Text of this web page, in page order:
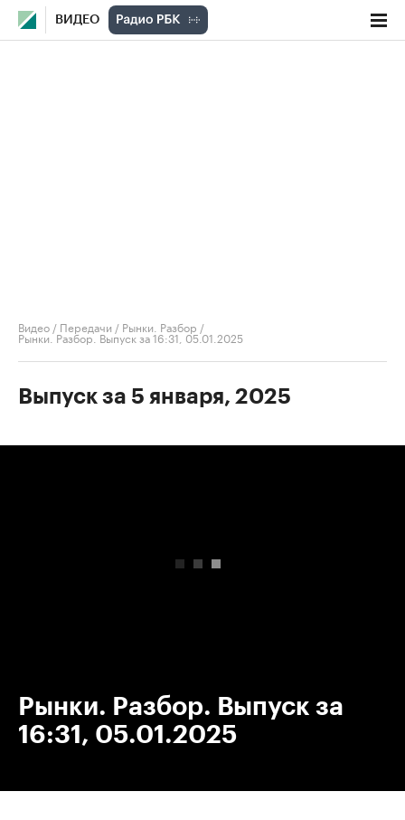
ВИДЕО
Видео / Передачи / Рынки. Разбор /
Рынки. Разбор. Выпуск за 16:31, 05.01.2025
Выпуск за 5 января, 2025
Рынки. Разбор. Выпуск за
16:31, 05.01.2025